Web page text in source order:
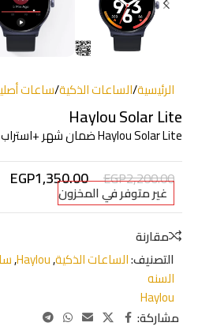
الرئيسية/الساعات الذكية/ساعات
Haylou Solar Lite
Haylou Solar Lite ضمان شهر +استراب
EGP2,200.00
EGP1,350.00
غير متوفر في المخزون
مقارنة
التصنيف:الساعات الذكية,
Haylou
,
السنه
Haylou
مشاركة: